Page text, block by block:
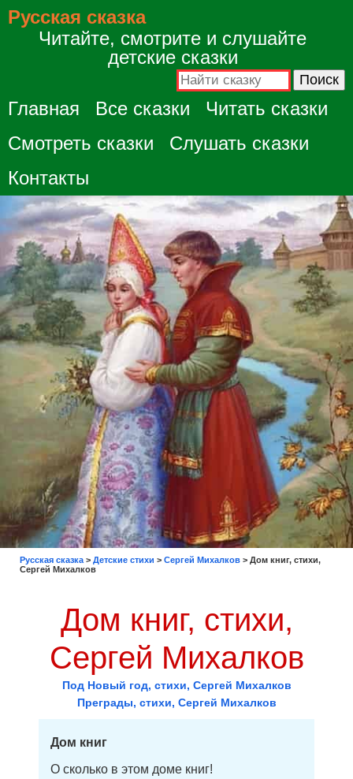
Русская сказка
Читайте, смотрите и слушайте
детские сказки
Главная Все сказки
Читать сказки
Смотреть сказки
Слушать сказки
Контакты
Русская сказка > Детские стихи > Сергей Михалков > Дом книг, стихи,
Сергей Михалков
Дом книг, стихи,
Сергей Михалков
Под Новый год, стихи, Сергей Михалков
Преграды, стихи, Сергей Михалков
Дом книг
О сколько в этом доме книг!